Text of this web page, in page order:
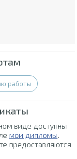
работы
виде доступны
мои дипломы.
предоставляются